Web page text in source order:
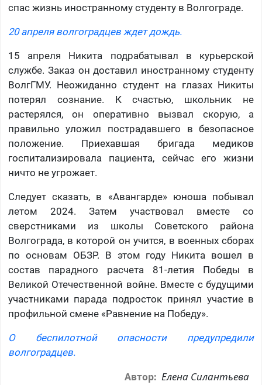
спас жизнь иностранному студенту в Волгограде.
20 апреля волгоградцев ждет дождь.
15 апреля Никита подрабатывал в курьерской
службе. Заказ он доставил иностранному студенту
ВолгГМУ. Неожиданно студент на глазах Никиты
потерял сознание. К счастью, школьник не
растерялся, он оперативно вызвал скорую, а
правильно уложил пострадавшего в безопасное
положение. Приехавшая бригада медиков
госпитализировала пациента, сейчас его жизни
ничто не угрожает.
Следует сказать, в «Авангарде» юноша побывал
летом 2024. Затем участвовал вместе со
сверстниками из школы Советского района
Волгограда, в которой он учится, в военных сборах
по основам ОБЗР. В этом году Никита вошел в
состав парадного расчета 81-летия Победы в
Великой Отечественной войне. Вместе с будущими
участниками парада подросток принял участие в
профильной смене «Равнение на Победу».
О беспилотной опасности предупредили
волгоградцев.
Автор: Елена Силантьева